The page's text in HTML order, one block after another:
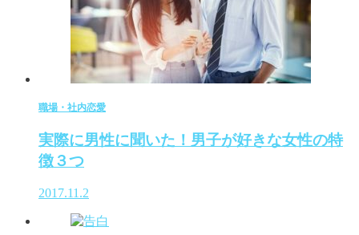
職場・社内恋愛
実際に男性に聞いた！男子が好きな女性の特
徴３つ
2017.11.2